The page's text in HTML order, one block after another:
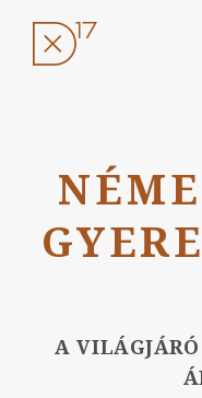
tartalomhoz
A